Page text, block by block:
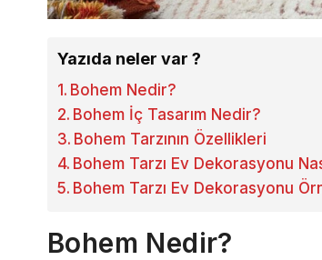
Yazıda neler var ?
Bohem Nedir?
Bohem İç Tasarım Nedir?
Bohem Tarzının Özellikleri
Bohem Tarzı Ev Dekorasyonu
Bohem Tarzı Ev Dekorasyonu
Bohem Nedir?